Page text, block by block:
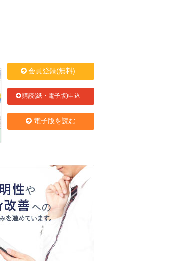
会員登録(無料)
購読(紙・電子版)申込
電子版を読む